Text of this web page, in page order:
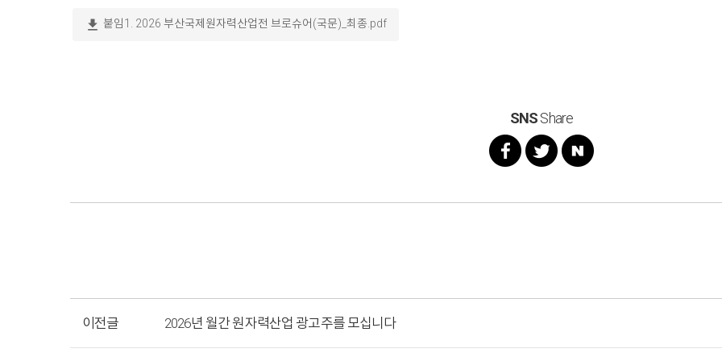
download 붙임1. 2026 부산국제원자력산업전 브로슈어(국문)_최종.pdf
SNSShare
이전글 2026년 월간 원자력산업 광고주를 모십니다